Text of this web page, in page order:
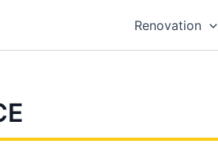
Renovation